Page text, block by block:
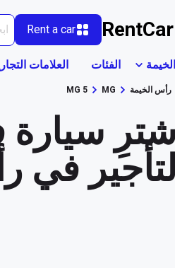
Rent a car
الفئات العلامات
رأس الخيمة MG
MG 5
التأجير في